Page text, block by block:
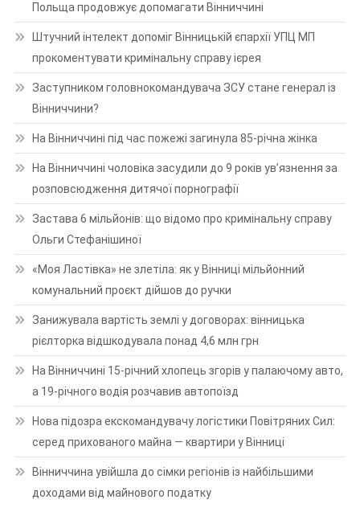
Польща продовжує допомагати Вінниччині
Штучний інтелект допоміг Вінницькій єпархії УПЦ МП
прокоментувати кримінальну справу ієрея
Заступником головнокомандувача ЗСУ стане генерал із
Вінниччини?
На Вінниччині під час пожежі загинула 85-річна жінка
На Вінниччині чоловіка засудили до 9 років ув’язнення за
розповсюдження дитячої порнографії
Застава 6 мільйонів: що відомо про кримінальну справу
Ольги Стефанішиної
«Моя Ластівка» не злетіла: як у Вінниці мільйонний
комунальний проєкт дійшов до ручки
Занижувала вартість землі у договорах: вінницька
рієлторка відшкодувала понад 4,6 млн грн
На Вінниччині 15-річний хлопець згорів у палаючому авто,
а 19-річного водія розчавив автопоїзд
Нова підозра екскомандувачу логістики Повітряних Сил:
серед прихованого майна — квартири у Вінниці
Вінниччина увійшла до сімки регіонів із найбільшими
доходами від майнового податку